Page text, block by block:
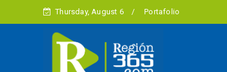
Thursday, August 6 Portafolio